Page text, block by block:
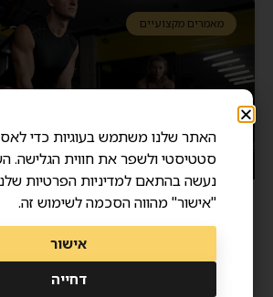
מאמרים מקצועיים
מסת שריר ואריכות ימים – איך
האתר שלנו משתמש בעוגיות כדי
סטטיסטי ולשפר את חווית הגלישה.
נעשה בהתאם למדיניות הפרטיות
"אישור" מהווה הסכמה לשימוש זה.
אישור
דחייה